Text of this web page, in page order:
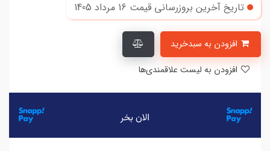
تاریخ آخرین بروزرسانی قیمت 16 مرداد 1405